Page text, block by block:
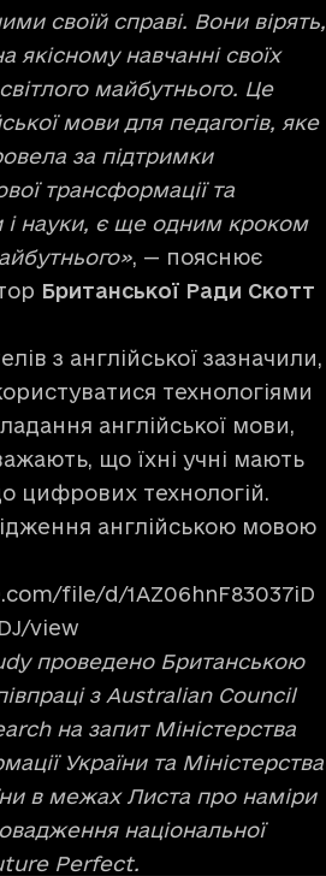
своїй справі. Вони вірять,
навчанні своїх
майбутнього. Це
мови для педагогів, яке
за підтримки
трансформації та
і науки, є ще одним кроком
, — пояснює
Британської Ради Скотт
з англійської зазначили,
технологіями
англійської мови,
що їхні учні мають
цифрових технологій.
англійською мовою
file/d/1AZ06hnF83037iD
view
проведено Британською
з Australian Council
на запит Міністерства
України та Міністерства
в межах Листа про наміри
національної
Perfect.